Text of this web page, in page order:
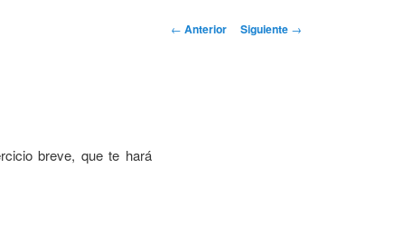
Navegación
← Anterior Siguiente →
breve, que te hará